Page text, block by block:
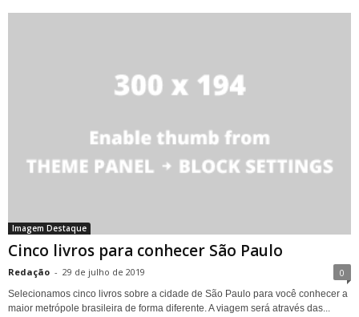
Imagem Destaque
Cinco livros para conhecer São Paulo
Redação - 29 de julho de 2019 0
Selecionamos cinco livros sobre a cidade de São Paulo para você conhecer a
maior metrópole brasileira de forma diferente. A viagem será através das...